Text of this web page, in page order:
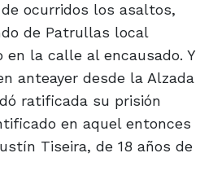
ocurridos los asaltos,
de Patrullas local
en la calle al encausado. Y
anteayer desde la Alzada
ratificada su prisión
en aquel entonces
Tiseira, de 18 años de